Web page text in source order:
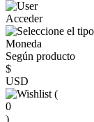
Acceder
Moneda
Según producto
$
USD
(
0
)